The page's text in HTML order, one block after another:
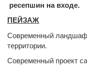
ресепшин на входе.
ПЕЙЗАЖ
Современный
территории.
Современный проект